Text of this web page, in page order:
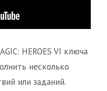
HEROES VI ключа
несколько
или заданий.